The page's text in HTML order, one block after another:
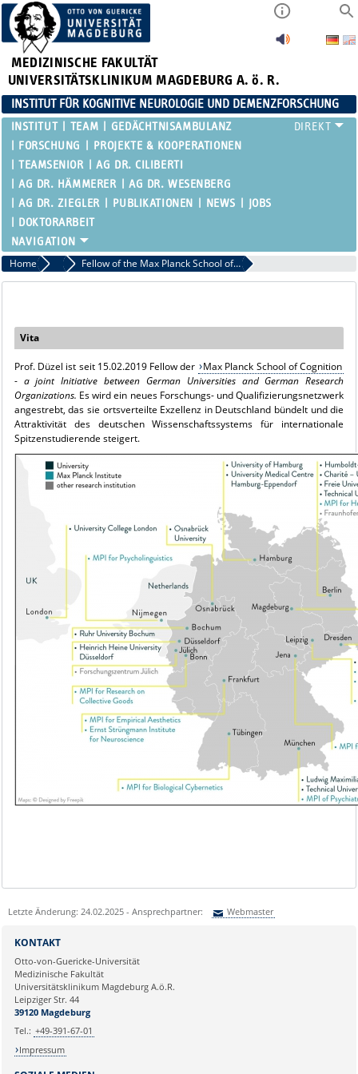
MEDIZINISCHE FAKULTÄT
UNIVERSITÄTSKLINIKUM MAGDEBURG A. ö. R.
INSTITUT FÜR KOGNITIVE NEUROLOGIE UND DEMENZFORSCHUNG
INSTITUT TEAM
GEDÄCHTNISAMBULANZ
FORSCHUNG
PROJEKTE & KOOPERATIONEN
TEAMSENIOR
AG DR. CILIBERTI
AG DR. HÄMMERER
AG DR. WESENBERG
AG DR. ZIEGLER
PUBLIKATIONEN NEWS
JOBS
DOKTORARBEIT
Home Projekte Fellow of the Max Planck School of Cognition
Vita
Prof. Düzel ist seit 15.02.2019 Fellow der
Max Planck School of Cognition
- a joint Initiative between German Universities and German Research
Organizations. Es wird ein neues Forschungs- und Qualifizierungsnetzwerk
angestrebt, das sie ortsverteilte Exzellenz in Deutschland bündelt und die
Attraktivität des deutschen Wissenschaftssystems für internationale
Spitzenstudierende steigert.
Letzte Änderung: 24.02.2025 - Ansprechpartner: Webmaster
Ihre E-Mailadresse:
Ihr Anliegen:
KONTAKT
Otto-von-Guericke-Universität
Medizinische Fakultät
Universitätsklinikum Magdeburg A.ö.R.
Leipziger Str. 44
39120 Magdeburg
Tel.: +49-391-67-01
Impressum